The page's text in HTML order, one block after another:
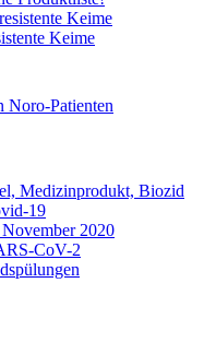
Keime
Noro-Patienten
Medizinprodukt, Biozid
19
2020
CoV-2